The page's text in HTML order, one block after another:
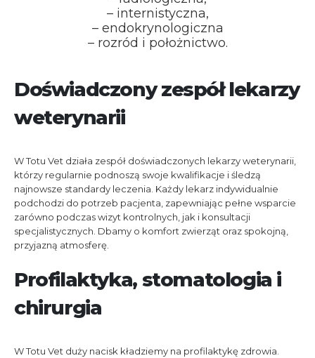
– internistyczna,
– endokrynologiczna
– rozród i położnictwo.
Doświadczony zespół lekarzy
weterynarii
W Totu Vet działa zespół doświadczonych lekarzy weterynarii,
którzy regularnie podnoszą swoje kwalifikacje i śledzą
najnowsze standardy leczenia. Każdy lekarz indywidualnie
podchodzi do potrzeb pacjenta, zapewniając pełne wsparcie
zarówno podczas wizyt kontrolnych, jak i konsultacji
specjalistycznych. Dbamy o komfort zwierząt oraz spokojną,
przyjazną atmosferę.
Profilaktyka, stomatologia i
chirurgia
W Totu Vet duży nacisk kładziemy na profilaktykę zdrowia.